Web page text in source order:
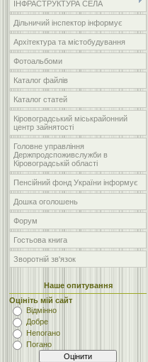
ІНФРАСТРУКТУРА СЕЛА
Дільничий інспектор інформує
Архітектура та містобудування
Фотоальбоми
Каталог файлів
Каталог статей
Кіровоградський міськрайонний
центр зайнятості
Головне управління
Держпродспоживслужби в
Кіровоградській області
Пенсійний фонд України інформує
Дошка оголошень
Форум
Гостьова книга
Зворотній зв'язок
Наше опитування
Оцініть мій сайт
Відмінно
Добре
Непогано
Погано